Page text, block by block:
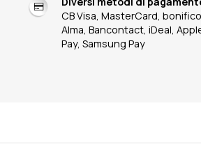
CB Visa, MasterCard,
Alma, Bancontact, iDeal,
Pay, Samsung Pay